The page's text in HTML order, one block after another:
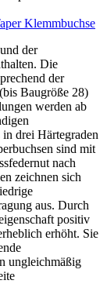
Klemmbuchse
der
Die
der
Baugröße 28)
werden ab
drei Härtegraden
sind mit
nach
zeichnen sich
aus. Durch
positiv
erhöht. Sie
ungleichmäßig